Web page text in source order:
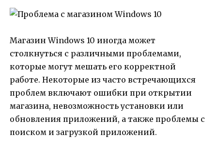
Магазин Windows 10 иногда может
столкнуться с различными проблемами,
которые могут мешать его корректной
работе. Некоторые из часто встречающихся
проблем включают ошибки при открытии
магазина, невозможность установки или
обновления приложений, а также проблемы с
поиском и загрузкой приложений.